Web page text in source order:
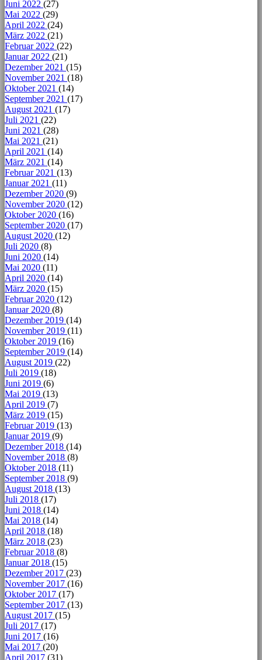
Juni 2022 (27)
Mai 2022 (29)
April 2022 (24)
März 2022 (21)
Februar 2022 (22)
Januar 2022 (21)
Dezember 2021 (15)
November 2021 (18)
Oktober 2021 (14)
September 2021 (17)
August 2021 (17)
Juli 2021 (22)
Juni 2021 (28)
Mai 2021 (21)
April 2021 (14)
März 2021 (14)
Februar 2021 (13)
Januar 2021 (11)
Dezember 2020 (9)
November 2020 (12)
Oktober 2020 (16)
September 2020 (17)
August 2020 (12)
Juli 2020 (8)
Juni 2020 (14)
Mai 2020 (11)
April 2020 (14)
März 2020 (15)
Februar 2020 (12)
Januar 2020 (8)
Dezember 2019 (14)
November 2019 (11)
Oktober 2019 (16)
September 2019 (14)
August 2019 (22)
Juli 2019 (18)
Juni 2019 (6)
Mai 2019 (13)
April 2019 (7)
März 2019 (15)
Februar 2019 (13)
Januar 2019 (9)
Dezember 2018 (14)
November 2018 (8)
Oktober 2018 (11)
September 2018 (9)
August 2018 (13)
Juli 2018 (17)
Juni 2018 (14)
Mai 2018 (14)
April 2018 (18)
März 2018 (23)
Februar 2018 (8)
Januar 2018 (15)
Dezember 2017 (23)
November 2017 (16)
Oktober 2017 (17)
September 2017 (13)
August 2017 (15)
Juli 2017 (17)
Juni 2017 (16)
Mai 2017 (20)
April 2017 (31)